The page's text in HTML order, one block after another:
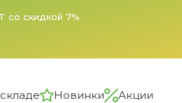
со скидкой 7%
Новинки Акции